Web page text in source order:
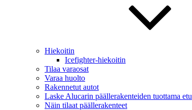
Hiekoitin
Icefighter-hiekoitin
Tilaa varaosat
Varaa huolto
Rakennetut autot
Laske Alucarin päällerakenteiden tuottama etu
Näin tilaat päällerakenteet